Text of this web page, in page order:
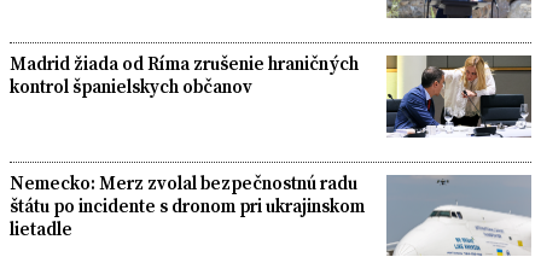
Madrid žiada od Ríma zrušenie hraničných
kontrol španielskych občanov
Nemecko: Merz zvolal bezpečnostnú radu
štátu po incidente s dronom pri ukrajinskom
lietadle